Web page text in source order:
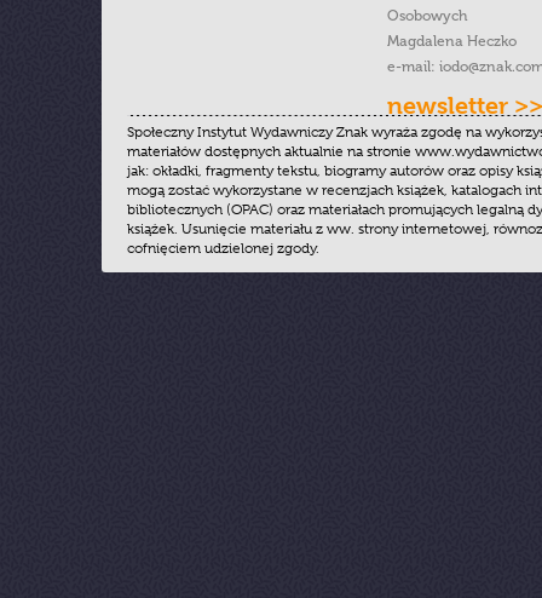
Osobowych
Magdalena Heczko
e-mail:
newsletter >>
Społeczny Instytut Wydawniczy Znak wyraża zgodę na
materiałów dostępnych aktualnie na stronie
jak: okładki, fragmenty tekstu, biogramy autorów oraz opisy
mogą zostać wykorzystane w recenzjach książek, katalogach
bibliotecznych (OPAC) oraz materiałach promujących legalną
książek. Usunięcie materiału z ww. strony internetowej,
cofnięciem udzielonej zgody.